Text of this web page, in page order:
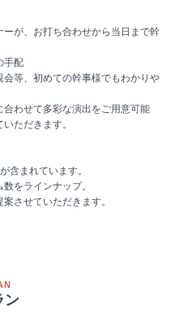
ーが、お打ち合わせから当日まで幹
手配
等、初めての幹事様でもわかりや
合わせて多彩な演出をご用意可能
ただきます。
含まれています。
をラインナップ。
させていただきます。
ン